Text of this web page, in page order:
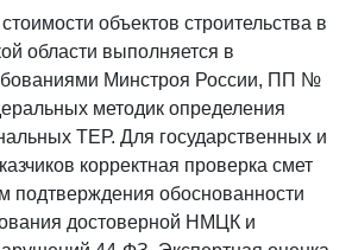
объектов строительства в
области выполняется в
Минстроя России, ПП №
методик определения
ТЕР. Для государственных и
корректная проверка смет
подтверждения обоснованности
достоверной НМЦК и